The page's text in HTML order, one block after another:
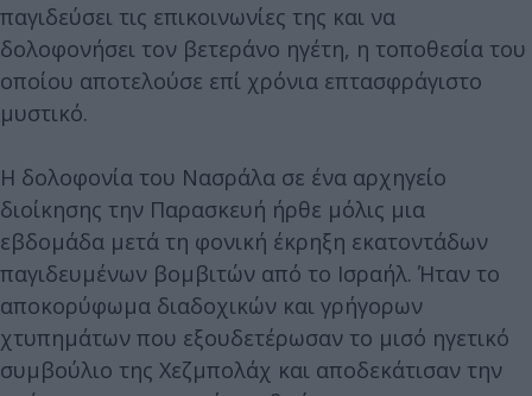
παγιδεύσει τις επικοινωνίες της και να
δολοφονήσει τον βετεράνο ηγέτη, η τοποθεσία του
οποίου αποτελούσε επί χρόνια επτασφράγιστο
μυστικό.
Η δολοφονία του Νασράλα σε ένα αρχηγείο
διοίκησης την Παρασκευή ήρθε μόλις μια
εβδομάδα μετά τη φονική έκρηξη εκατοντάδων
παγιδευμένων βομβιτών από το Ισραήλ. Ήταν το
αποκορύφωμα διαδοχικών και γρήγορων
χτυπημάτων που εξουδετέρωσαν το μισό ηγετικό
συμβούλιο της Χεζμπολάχ και αποδεκάτισαν την